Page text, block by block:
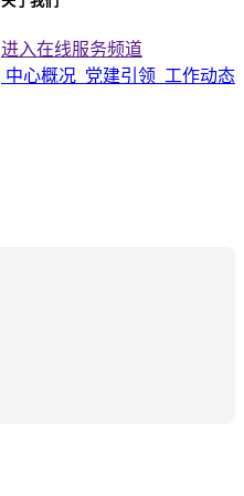
进入在线服务频道
中心概况 党建引领 工作动态